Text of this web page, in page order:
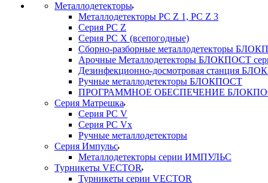
Металлодетекторы
Металлодетекторы РС Z 1, PC Z 3
Серия РС Z
Серия РС X (всепогодные)
Сборно-разборные металлодетекторы
Арочные Металлодетекторы БЛОКПОСТ
Дезинфекционно-досмотровая станция
Ручные металлодетекторы БЛОКПОСТ
ПРОГРАММНОЕ ОБЕСПЕЧЕНИЕ
Серия Матрешка
Серия PC V
Серия PC Vx
Ручные металлодетекторы
Серия Импульс
Металлодетекторы серии ИМПУЛЬС
Турникеты VECTOR
Турникеты серии VECTOR